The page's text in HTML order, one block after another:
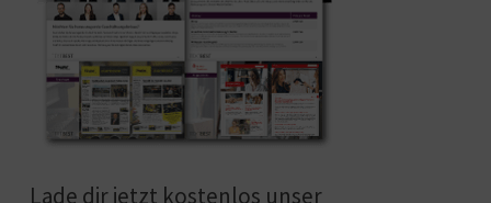
Lade dir jetzt kostenlos unser